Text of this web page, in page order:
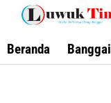
Lewati
konten
Beranda Banggai